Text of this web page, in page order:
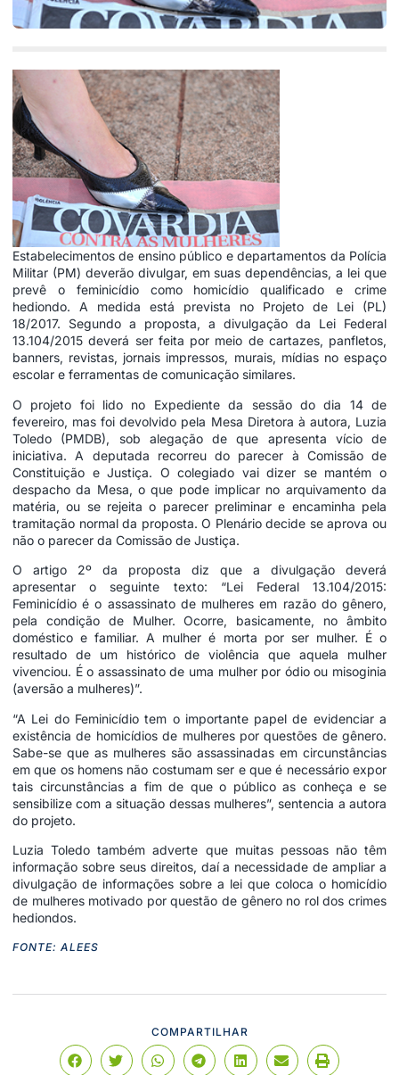
Estabelecimentos de ensino público e departamentos da Polícia
Militar (PM) deverão divulgar, em suas dependências, a lei que
prevê o feminicídio como homicídio qualificado e crime
hediondo. A medida está prevista no Projeto de Lei (PL)
18/2017. Segundo a proposta, a divulgação da Lei Federal
13.104/2015 deverá ser feita por meio de cartazes, panfletos,
banners, revistas, jornais impressos, murais, mídias no espaço
escolar e ferramentas de comunicação similares.
O projeto foi lido no Expediente da sessão do dia 14 de
fevereiro, mas foi devolvido pela Mesa Diretora à autora, Luzia
Toledo (PMDB), sob alegação de que apresenta vício de
iniciativa. A deputada recorreu do parecer à Comissão de
Constituição e Justiça. O colegiado vai dizer se mantém o
despacho da Mesa, o que pode implicar no arquivamento da
matéria, ou se rejeita o parecer preliminar e encaminha pela
tramitação normal da proposta. O Plenário decide se aprova ou
não o parecer da Comissão de Justiça.
O artigo 2º da proposta diz que a divulgação deverá
apresentar o seguinte texto: “Lei Federal 13.104/2015:
Feminicídio é o assassinato de mulheres em razão do gênero,
pela condição de Mulher. Ocorre, basicamente, no âmbito
doméstico e familiar. A mulher é morta por ser mulher. É o
resultado de um histórico de violência que aquela mulher
vivenciou. É o assassinato de uma mulher por ódio ou misoginia
(aversão a mulheres)”.
“A Lei do Feminicídio tem o importante papel de evidenciar a
existência de homicídios de mulheres por questões de gênero.
Sabe-se que as mulheres são assassinadas em circunstâncias
em que os homens não costumam ser e que é necessário expor
tais circunstâncias a fim de que o público as conheça e se
sensibilize com a situação dessas mulheres”, sentencia a autora
do projeto.
Luzia Toledo também adverte que muitas pessoas não têm
informação sobre seus direitos, daí a necessidade de ampliar a
divulgação de informações sobre a lei que coloca o homicídio
de mulheres motivado por questão de gênero no rol dos crimes
hediondos.
FONTE: ALEES
COMPARTILHAR